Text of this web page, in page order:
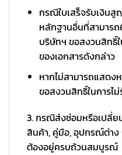
กรณีใบเสร็จรับเงินสู
หลักฐานอื่นที่สามาร
บริษัทฯ ขอสงวนสิทธิ์
ของเอกสารดังกล่าว
หากไม่สามารถแสดง
ขอสงวนสิทธิ์ในการไ
3. กรณีส่งซ่อมหรือเปลี่
สินค้า, คู่มือ, อุปกรณ์ต่า
ต้องอยู่ครบถ้วนสมบูรณ์